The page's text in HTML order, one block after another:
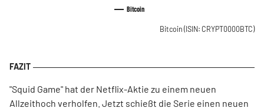
Bitcoin
Bitcoin (ISIN: CRYPT0000BTC)
"Squid Game" hat der Netflix-Aktie zu einem neuen
Allzeithoch verholfen. Jetzt schießt die Serie einen neuen